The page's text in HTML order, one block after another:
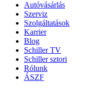
Autóvásárlás
Szerviz
Szolgáltatások
Karrier
Blog
Schiller TV
Schiller sztori
Rólunk
ÁSZF